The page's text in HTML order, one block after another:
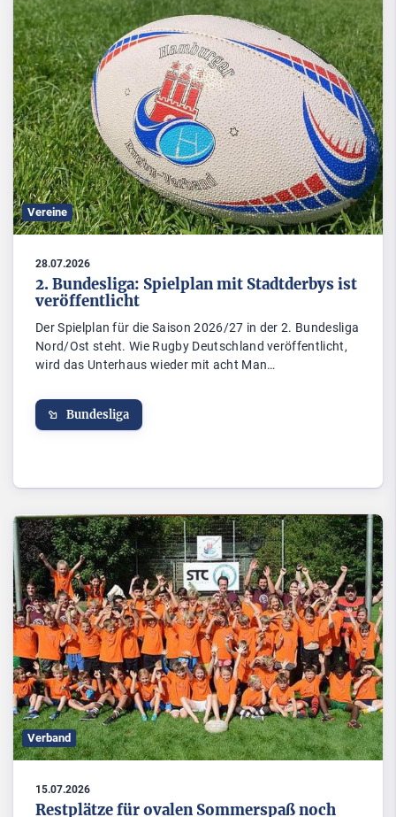
Vereine
28.07.2026
2. Bundesliga: Spielplan mit Stadtderbys ist
veröffentlicht
Der Spielplan für die Saison 2026/27 in der 2. Bundesliga
Nord/Ost steht. Wie Rugby Deutschland veröffentlicht,
wird das Unterhaus wieder mit acht Man…
Bundesliga
Verband
15.07.2026
Restplätze für ovalen Sommerspaß noch